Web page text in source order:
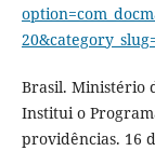
Brasil. Ministério
Institui o
providências. 16